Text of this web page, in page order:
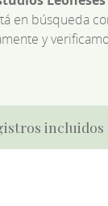
en búsqueda
y
incluidos